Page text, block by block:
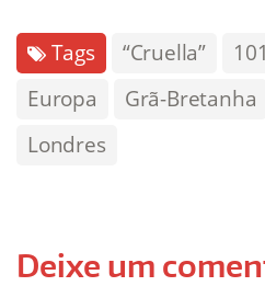
Tags “Cruella”
Europa
Grã-Bretanha
Londres
Deixe um